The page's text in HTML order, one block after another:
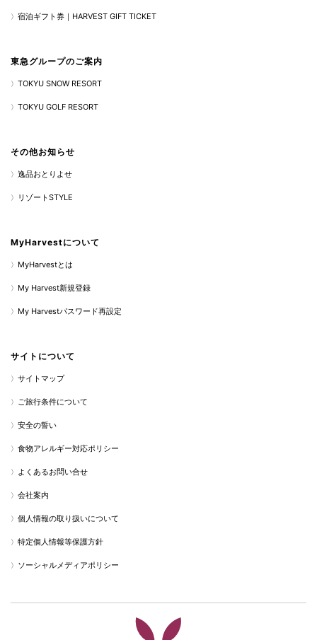
宿泊ギフト券｜HARVEST GIFT TICKET
東急グループのご案内
TOKYU SNOW RESORT
TOKYU GOLF RESORT
その他お知らせ
逸品おとりよせ
リゾートSTYLE
MyHarvestについて
MyHarvestとは
My Harvest新規登録
My Harvestパスワード再設定
サイトについて
サイトマップ
ご旅行条件について
安全の誓い
食物アレルギー対応ポリシー
よくあるお問い合せ
会社案内
個人情報の取り扱いについて
特定個人情報等保護方針
ソーシャルメディアポリシー